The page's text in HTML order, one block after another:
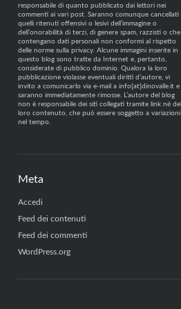
responsabile di quanto pubblicato dai lettori nei
commenti ai vari post. Saranno comunque cancellati
quelli ritenuti offensivi o lesivi dell’immagine o
dell’onorabilità di terzi, di genere spam, razzisti o che
contengano dati personali non conformi al rispetto
delle norme sulla privacy. Alcune immagini inserite in
questo blog sono tratte da Internet e, pertanto,
considerate di pubblico dominio. Qualora la loro
pubblicazione violasse eventuali diritti d’autore, vi
invito a comunicarlo via e-mail a info[at]dinovalle.it e
saranno immediatamente rimosse. L’autore del blog
non è responsabile dei siti collegati tramite link né del
loro contenuto, che può essere soggetto a variazioni
nel tempo.
Meta
Accedi
Feed dei contenuti
Feed dei commenti
WordPress.org